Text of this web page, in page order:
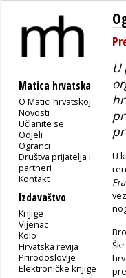
Matica hrvatska
O Matici hrvatskoj
Novosti
Učlanite se
Odjeli
Ogranci
Društva prijatelja i
partneri
Kontakt
Izdavaštvo
Knjige
Vijenac
Kolo
Hrvatska revija
Prirodoslovlje
Elektroničke knjige
U
U